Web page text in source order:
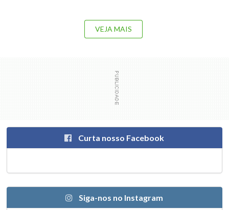
VEJA MAIS
Curta nosso Facebook
Siga-nos no Instagram